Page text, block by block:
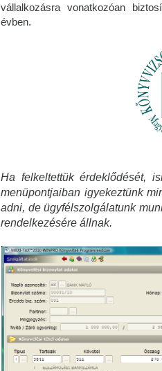
vállalkozásra vonatkozóan
évben.
Ha felkeltettük érdeklődését,
menüpontjaiban igyekeztünk
adni, de ügyfélszolgálatunk
rendelkezésére állnak.